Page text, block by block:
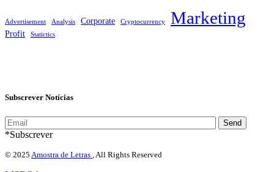
Advertisement Analysis Corporate Cryptocurrency Marketing
Profit Statictics
Subscrever Notícias
Send
*Subscrever
© 2025 Amostra de Letras , All Rights Reserved